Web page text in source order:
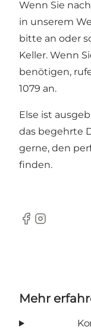
Wenn Sie
in unserem
bitte an oder
Keller. Wenn
benötigen,
1079 an.
Else ist
das begehrte
gerne, den
finden.
Facebook
Instagram
Mehr